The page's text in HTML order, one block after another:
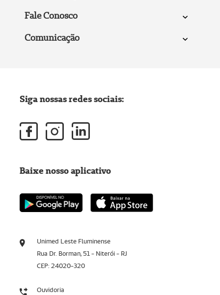
Fale Conosco
Comunicação
Unimed Leste Fluminense
Rua Dr. Borman, 51 - Niterói - RJ
CEP: 24020-320
Ouvidoria
Siga nossas redes sociais:
Baixe nosso aplicativo